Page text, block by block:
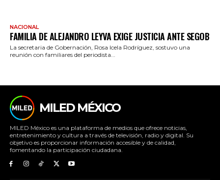
NACIONAL
FAMILIA DE ALEJANDRO LEYVA EXIGE JUSTICIA ANTE SEGOB
La secretaria de Gobernación, Rosa Icela Rodríguez, sostuvo una
reunión con familiares del periodista...
MILED MÉXICO
MILED México es una plataforma de medios que ofrece noticias,
entretenimiento y cultura a través de televisión, radio y digital. Su
objetivo es proporcionar información accesible y de calidad,
fomentando la participación ciudadana.